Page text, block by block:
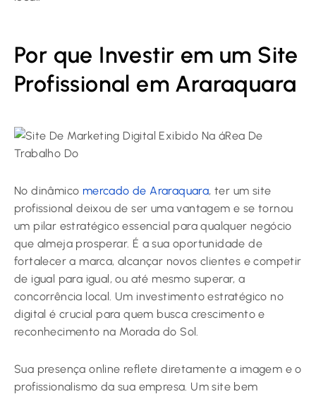
Por que Investir em um Site
Profissional em Araraquara
No dinâmico mercado de Araraquara, ter um site
profissional deixou de ser uma vantagem e se tornou
um pilar estratégico essencial para qualquer negócio
que almeja prosperar. É a sua oportunidade de
fortalecer a marca, alcançar novos clientes e competir
de igual para igual, ou até mesmo superar, a
concorrência local. Um investimento estratégico no
digital é crucial para quem busca crescimento e
reconhecimento na Morada do Sol.
Sua presença online reflete diretamente a imagem e o
profissionalismo da sua empresa. Um site bem